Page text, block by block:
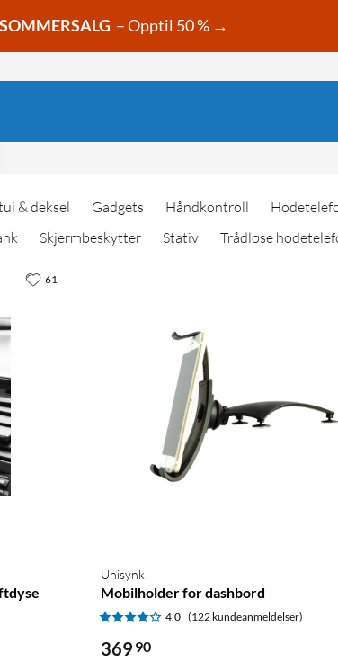
SOMMERSALG – Opptil 50 % →
& deksel Gadgets Håndkontroll
Skjermbeskytter Stativ Trådløse
61
Unisynk
Mobilholder for dashbord
4.0 (122 kundeanmeldelser)
369 90